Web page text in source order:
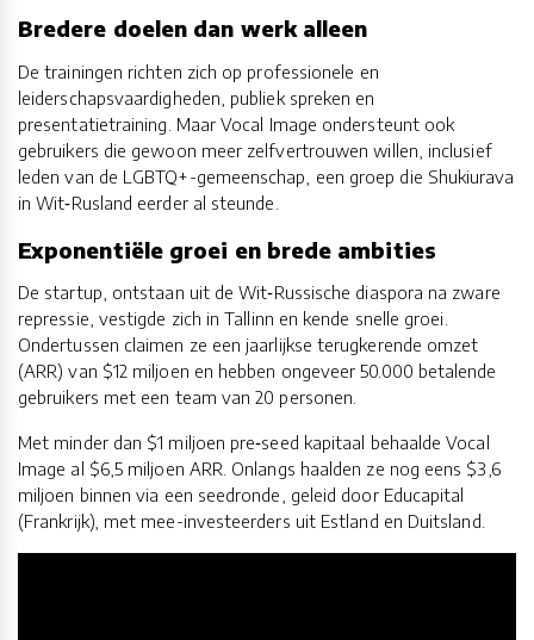
Bredere doelen dan werk alleen
De trainingen richten zich op professionele en
leiderschapsvaardigheden, publiek spreken en
presentatietraining. Maar Vocal Image ondersteunt ook
gebruikers die gewoon meer zelfvertrouwen willen, inclusief
leden van de LGBTQ+-gemeenschap, een groep die Shukiurava
in Wit‑Rusland eerder al steunde.
Exponentiële groei en brede ambities
De startup, ontstaan uit de Wit‑Russische diaspora na zware
repressie, vestigde zich in Tallinn en kende snelle groei.
Ondertussen claimen ze een jaarlijkse terugkerende omzet
(ARR) van $12 miljoen en hebben ongeveer 50.000 betalende
gebruikers met een team van 20 personen.
Met minder dan $1 miljoen pre‑seed kapitaal behaalde Vocal
Image al $6,5 miljoen ARR. Onlangs haalden ze nog eens $3,6
miljoen binnen via een seedronde, geleid door Educapital
(Frankrijk), met mee-investeerders uit Estland en Duitsland.